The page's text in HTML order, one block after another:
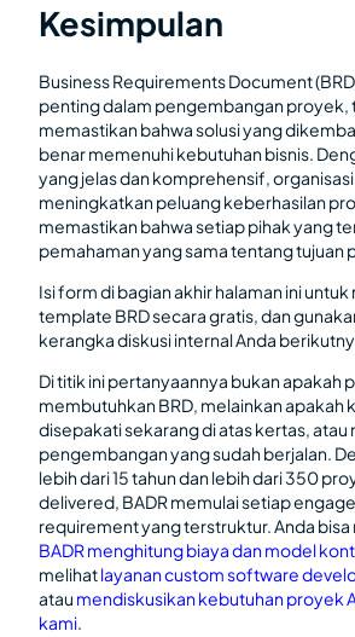
Kesimpulan
Business Requirements Document
penting dalam pengembangan proyek,
memastikan bahwa solusi yang
benar memenuhi kebutuhan bisnis.
yang jelas dan komprehensif,
meningkatkan peluang keberhasilan
memastikan bahwa setiap pihak yang
pemahaman yang sama tentang tujuan
Isi form di bagian akhir halaman ini
template BRD secara gratis, dan
kerangka diskusi internal Anda
Di titik ini pertanyaannya bukan apakah
membutuhkan BRD, melainkan apakah
disepakati sekarang di atas kertas, atau
pengembangan yang sudah berjalan.
lebih dari 15 tahun dan lebih dari 350
delivered, BADR memulai setiap
requirement yang terstruktur. Anda
BADR menghitung biaya dan model
melihatlayanan custom software
atau mendiskusikan kebutuhan proyek
kami.